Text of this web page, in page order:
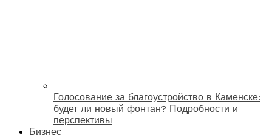
Голосование за благоустройство в Каменске:
будет ли новый фонтан? Подробности и
перспективы
Бизнес